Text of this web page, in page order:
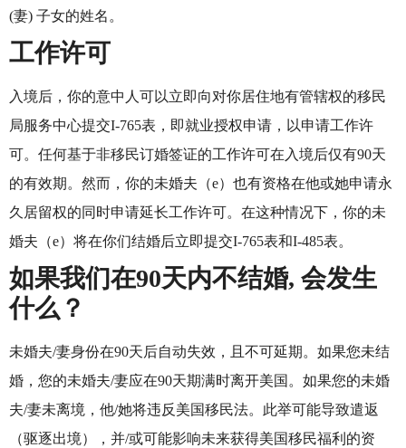
(妻) 子女的姓名。
工作许可
入境后，你的意中人可以立即向对你居住地有管辖权的移民
局服务中心提交I-765表，即就业授权申请，以申请工作许
可。任何基于非移民订婚签证的工作许可在入境后仅有90天
的有效期。然而，你的未婚夫（e）也有资格在他或她申请永
久居留权的同时申请延长工作许可。在这种情况下，你的未
婚夫（e）将在你们结婚后立即提交I-765表和I-485表。
如果我们在90天内不结婚, 会发生
什么？
未婚夫/妻身份在90天后自动失效，且不可延期。如果您未结
婚，您的未婚夫/妻应在90天期满时离开美国。如果您的未婚
夫/妻未离境，他/她将违反美国移民法。此举可能导致遣返
（驱逐出境），并/或可能影响未来获得美国移民福利的资